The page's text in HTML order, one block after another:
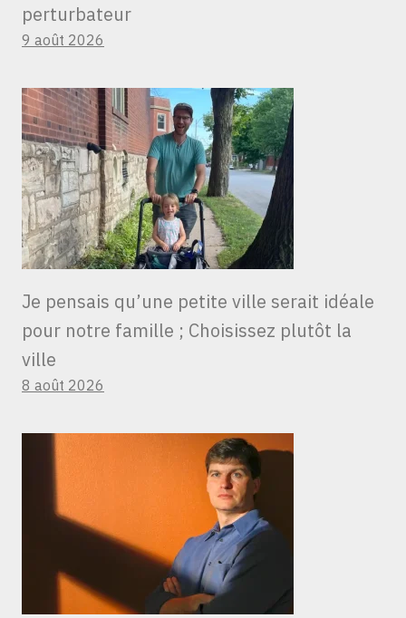
perturbateur
9 août 2026
Je pensais qu’une petite ville serait idéale
pour notre famille ; Choisissez plutôt la
ville
8 août 2026